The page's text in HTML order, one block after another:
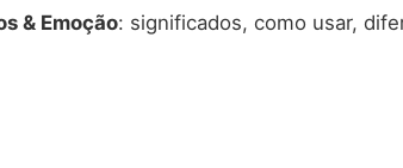
& Emoção: significados, como usar,